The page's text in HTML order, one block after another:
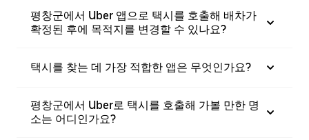
평창군에서 Uber 앱으로 택시를 호출해 배차가
확정된 후에 목적지를 변경할 수 있나요?
택시를 찾는 데 가장 적합한 앱은 무엇인가요?
평창군에서 Uber로 택시를 호출해 가볼 만한 명
소는 어디인가요?